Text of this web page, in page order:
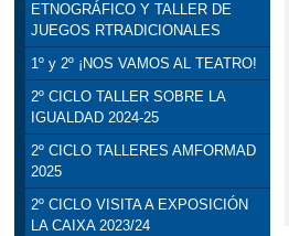
ETNOGRÁFICO Y TALLER DE
JUEGOS RTRADICIONALES
1º y 2º ¡NOS VAMOS AL TEATRO!
2º CICLO TALLER SOBRE LA
IGUALDAD 2024-25
2º CICLO TALLERES AMFORMAD
2025
2º CICLO VISITA A EXPOSICIÓN
LA CAIXA 2023/24